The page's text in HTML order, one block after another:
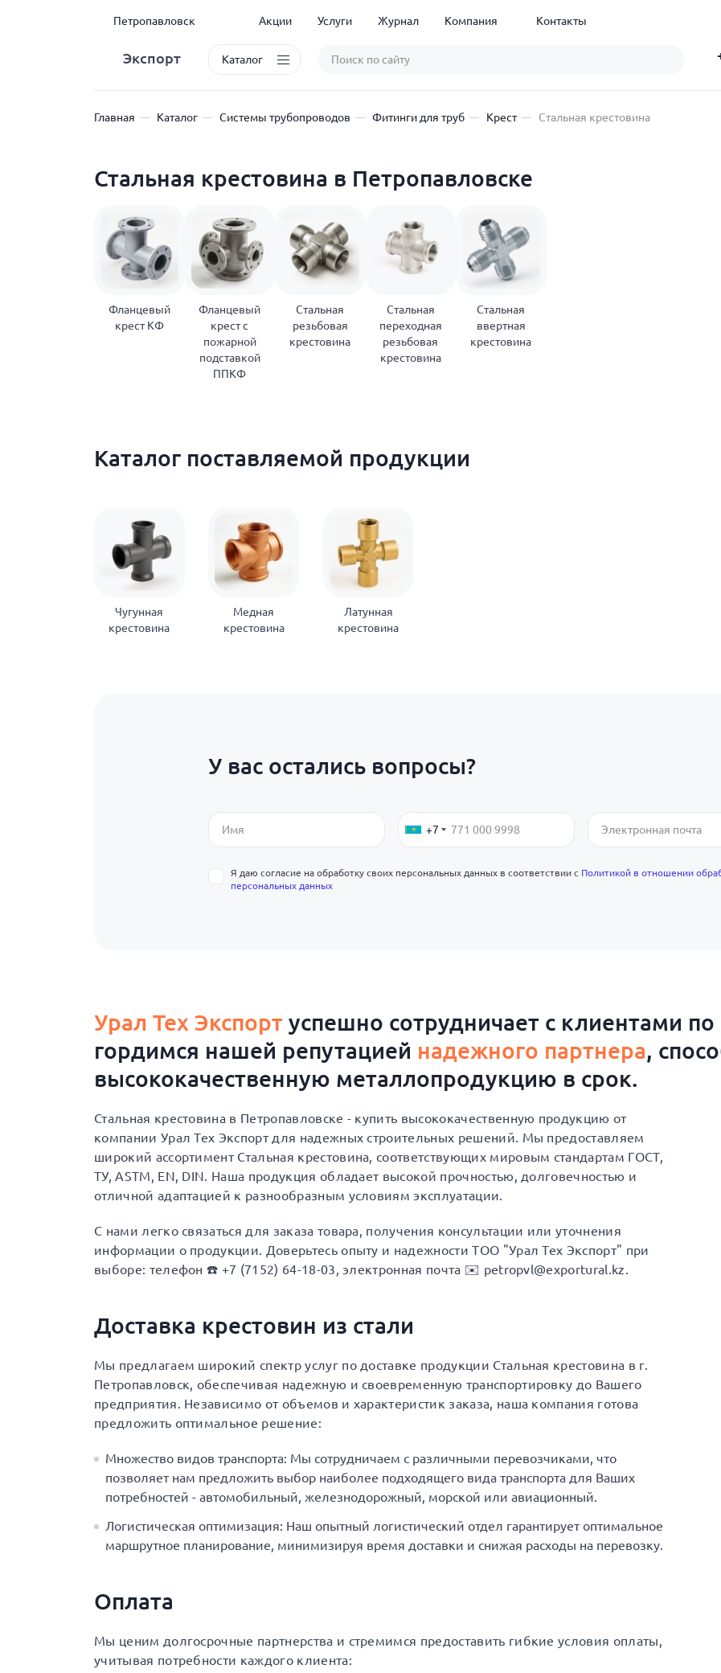
Петропавловск Акции Услуги Журнал Компания Контакты
Экспорт Каталог
Главная Каталог Системы трубопроводов Фитинги для труб Крест Стальная крестовина
Стальная крестовина в Петропавловске
Фланцевый
крест КФ
Фланцевый
крест с
пожарной
подставкой
ППКФ
Стальная
резьбовая
крестовина
Стальная
переходная
резьбовая
крестовина
Стальная
ввертная
крестовина
Каталог поставляемой продукции
Чугунная
крестовина
Медная
крестовина
Латунная
крестовина
У вас остались вопросы?
+7
Я даю согласие на обработку своих персональных данных в соответствии с Политикой в отношении
персональных данных
Урал Тех Экспорт успешно сотрудничает с клиентами
гордимся нашей репутацией надежного партнера,
высококачественную металлопродукцию в срок.
Стальная крестовина в Петропавловске - купить высококачественную продукцию от
компании Урал Тех Экспорт для надежных строительных решений. Мы предоставляем
широкий ассортимент Стальная крестовина, соответствующих мировым стандартам ГОСТ,
ТУ, ASTM, EN, DIN. Наша продукция обладает высокой прочностью, долговечностью и
отличной адаптацией к разнообразным условиям эксплуатации.
С нами легко связаться для заказа товара, получения консультации или уточнения
информации о продукции. Доверьтесь опыту и надежности ТОО "Урал Тех Экспорт" при
выборе: телефон ☎️ +7 (7152) 64-18-03, электронная почта ✉️ petropvl@exportural.kz.
Доставка крестовин из стали
Мы предлагаем широкий спектр услуг по доставке продукции Стальная крестовина в г.
Петропавловск, обеспечивая надежную и своевременную транспортировку до Вашего
предприятия. Независимо от объемов и характеристик заказа, наша компания готова
предложить оптимальное решение:
Множество видов транспорта: Мы сотрудничаем с различными перевозчиками, что
позволяет нам предложить выбор наиболее подходящего вида транспорта для Ваших
потребностей - автомобильный, железнодорожный, морской или авиационный.
Логистическая оптимизация: Наш опытный логистический отдел гарантирует оптимальное
маршрутное планирование, минимизируя время доставки и снижая расходы на перевозку.
Оплата
Мы ценим долгосрочные партнерства и стремимся предоставить гибкие условия оплаты,
учитывая потребности каждого клиента: